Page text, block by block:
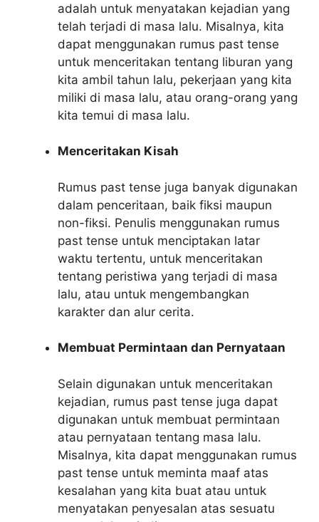
adalah untuk menyatakan kejadian yang
telah terjadi di masa lalu. Misalnya, kita
dapat menggunakan rumus past tense
untuk menceritakan tentang liburan yang
kita ambil tahun lalu, pekerjaan yang kita
miliki di masa lalu, atau orang-orang yang
kita temui di masa lalu.
Menceritakan Kisah
Rumus past tense juga banyak digunakan
dalam penceritaan, baik fiksi maupun
non-fiksi. Penulis menggunakan rumus
past tense untuk menciptakan latar
waktu tertentu, untuk menceritakan
tentang peristiwa yang terjadi di masa
lalu, atau untuk mengembangkan
karakter dan alur cerita.
Membuat Permintaan dan Pernyataan
Selain digunakan untuk menceritakan
kejadian, rumus past tense juga dapat
digunakan untuk membuat permintaan
atau pernyataan tentang masa lalu.
Misalnya, kita dapat menggunakan rumus
past tense untuk meminta maaf atas
kesalahan yang kita buat atau untuk
menyatakan penyesalan atas sesuatu